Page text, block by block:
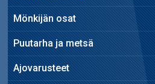
Mönkijän osat
Puutarha ja metsä
Ajovarusteet